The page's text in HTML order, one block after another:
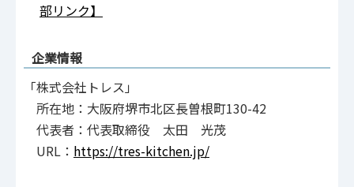
部リンク】
企業情報
「株式会社トレス」
所在地：大阪府堺市北区長曽根町130-42
代表者：代表取締役 太田 光茂
URL： https://tres-kitchen.jp/